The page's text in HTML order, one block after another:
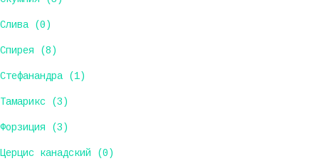
Слива (0)
Спирея (8)
Стефанандра (1)
Тамарикс (3)
Форзиция (3)
Церцис канадский (0)